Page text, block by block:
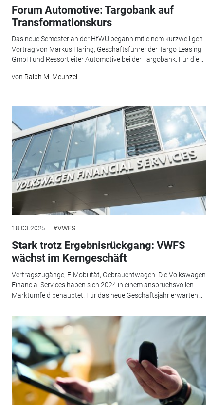
Forum Automotive: Targobank auf
Transformationskurs
Das neue Semester an der HfWU begann mit einem kurzweiligen
Vortrag von Markus Häring, Geschäftsführer der Targo Leasing
GmbH und Ressortleiter Automotive bei der Targobank. Für die...
von Ralph M. Meunzel
18.03.2025 #VWFS
Stark trotz Ergebnisrückgang: VWFS
wächst im Kerngeschäft
Vertragszugänge, E-Mobilität, Gebrauchtwagen: Die Volkswagen
Financial Services haben sich 2024 in einem anspruchsvollen
Marktumfeld behauptet. Für das neue Geschäftsjahr erwarten...